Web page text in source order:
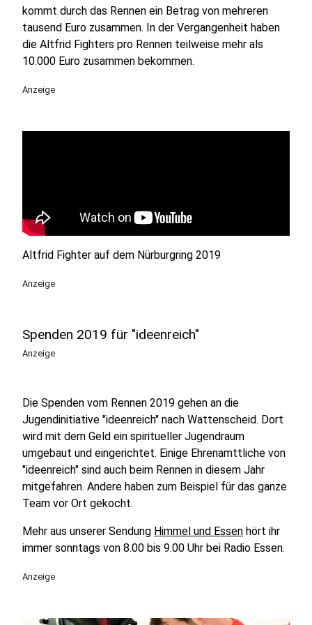
kommt durch das Rennen ein Betrag von mehreren
tausend Euro zusammen. In der Vergangenheit haben
die Altfrid Fighters pro Rennen teilweise mehr als
10.000 Euro zusammen bekommen.
Anzeige
Altfrid Fighter auf dem Nürburgring 2019
Anzeige
Spenden 2019 für "ideenreich"
Anzeige
Die Spenden vom Rennen 2019 gehen an die
Jugendinitiative "ideenreich" nach Wattenscheid. Dort
wird mit dem Geld ein spiritueller Jugendraum
umgebaut und eingerichtet. Einige Ehrenamttliche von
"ideenreich" sind auch beim Rennen in diesem Jahr
mitgefahren. Andere haben zum Beispiel für das ganze
Team vor Ort gekocht.
Mehr aus unserer Sendung Himmel und Essen hört ihr
immer sonntags von 8.00 bis 9.00 Uhr bei Radio Essen.
Anzeige